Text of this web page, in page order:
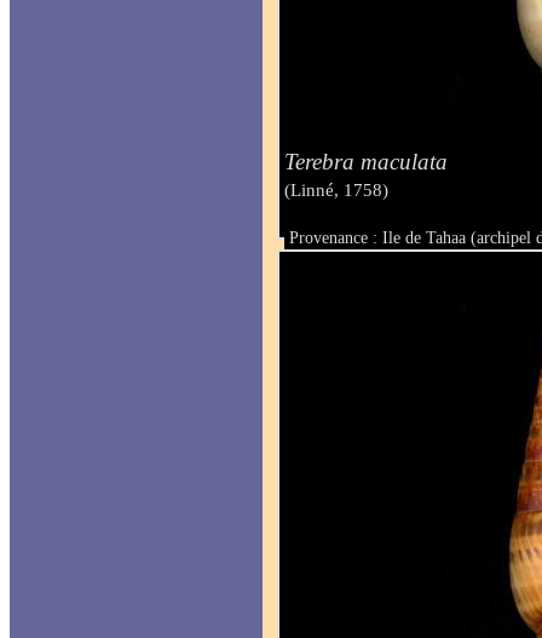
Terebra maculata
(Linné, 1758)
Provenance : Ile de Tahaa (archipel
Taille : 15.8 mm